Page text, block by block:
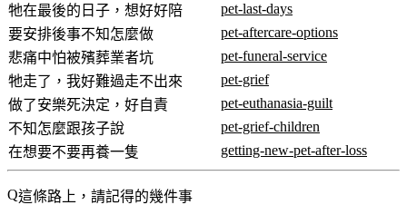
牠在最後的日子，想好好陪
pet-last-days
要安排後事不知怎麼做
pet-aftercare-options
悲痛中怕被殯葬業者坑
pet-funeral-service
牠走了，我好難過走不出來
pet-grief
做了安樂死決定，好自責
pet-euthanasia-guilt
不知怎麼跟孩子說
pet-grief-children
在想要不要再養一隻
getting-new-pet-after-loss
這條路上，請記得的幾件事